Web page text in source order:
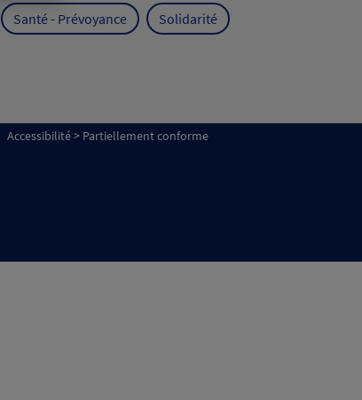
Santé - Prévoyance Solidarité
Accessibilité > Partiellement conforme